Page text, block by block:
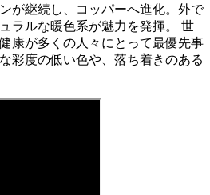
が継続し、コッパーへ進化。外で
ラルな暖色系が魅力を発揮。 世
康が多くの人々にとって最優先事
彩度の低い色や、落ち着きのある